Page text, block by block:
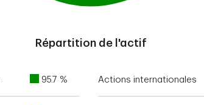
Répartition de l'actif
95.7 % Actions internationales